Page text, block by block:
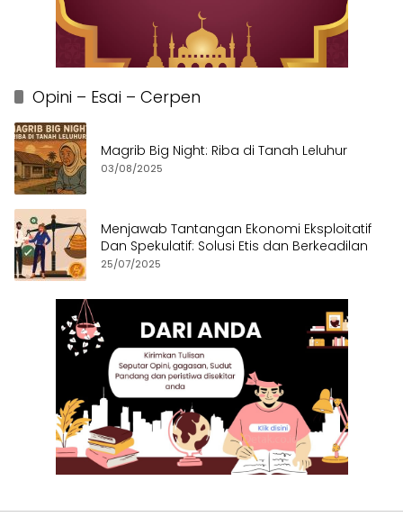
Opini – Esai – Cerpen
Magrib Big Night: Riba di Tanah Leluhur
03/08/2025
Menjawab Tantangan Ekonomi Eksploitatif
Dan Spekulatif: Solusi Etis dan Berkeadilan
25/07/2025